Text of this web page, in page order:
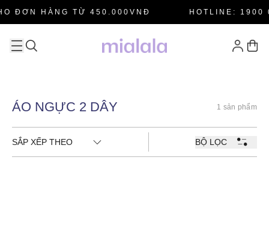
ĐƠN HÀNG TỪ 450.000VNĐ HOTLINE: 1900
ÁO NGỰC 2 DÂY 1 sản phẩm
SẮP XẾP THEO BỘ LỌC